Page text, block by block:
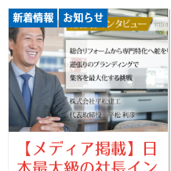
サーとして第1回公
演を開催しました
【メディア掲載】日
新着情報 お知らせ